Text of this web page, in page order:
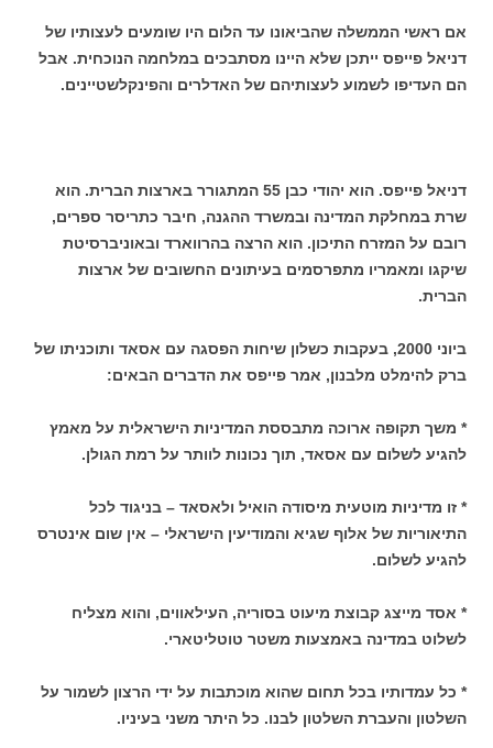
אם ראשי הממשלה שהביאונו עד הלום היו שומעים לעצותיו של
דניאל פייפס ייתכן שלא היינו מסתבכים במלחמה הנוכחית. אבל
הם העדיפו לשמוע לעצותיהם של האדלרים והפינקלשטיינים.
דניאל פייפס. הוא יהודי כבן 55 המתגורר בארצות הברית. הוא
שרת במחלקת המדינה ובמשרד ההגנה, חיבר כתריסר ספרים,
רובם על המזרח התיכון. הוא הרצה בהרווארד ובאוניברסיטת
שיקגו ומאמריו מתפרסמים בעיתונים החשובים של ארצות
הברית.
ביוני 2000, בעקבות כשלון שיחות הפסגה עם אסאד ותוכניתו של
ברק להימלט מלבנון, אמר פייפס את הדברים הבאים:
* משך תקופה ארוכה מתבססת המדיניות הישראלית על מאמץ
להגיע לשלום עם אסאד, תוך נכונות לוותר על רמת הגולן.
* זו מדיניות מוטעית מיסודה הואיל ולאסאד – בניגוד לכל
התיאוריות של אלוף שגיא והמודיעין הישראלי – אין שום אינטרס
להגיע לשלום.
* אסד מייצג קבוצת מיעוט בסוריה, העילאווים, והוא מצליח
לשלוט במדינה באמצעות משטר טוטליטארי.
* כל עמדותיו בכל תחום שהוא מוכתבות על ידי הרצון לשמור על
השלטון והעברת השלטון לבנו. כל היתר משני בעיניו.